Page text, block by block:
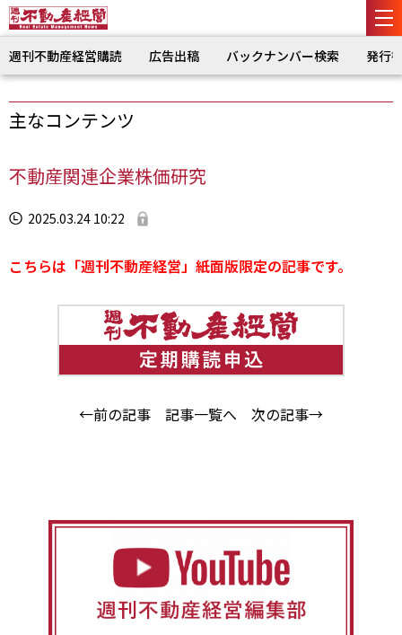
週刊不動産経営購読 広告出稿 バックナンバー検索 発行
主なコンテンツ
不動産関連企業株価研究
2025.03.24 10:22
こちらは「週刊不動産経営」紙面版限定の記事です。
←前の記事 記事一覧へ 次の記事→